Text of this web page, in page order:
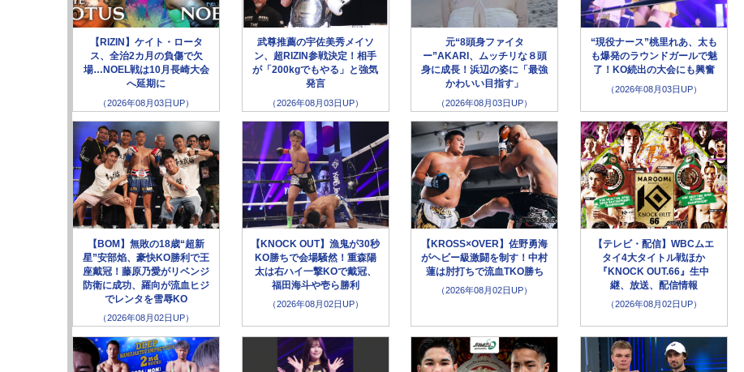
【RIZIN】ケイト・ロータ
ス、全治2カ月の負傷で欠
場…NOEL戦は10月長崎大会
へ延期に
（2026年08月03日UP）
武尊推薦の宇佐美秀メイソ
ン、超RIZIN参戦決定！相手
が「200kgでもやる」と強気
発言
（2026年08月03日UP）
元“8頭身ファイタ
ー”AKARI、ムッチリな８頭
身に成長！浜辺の姿に「最強
かわいい目指す」
（2026年08月03日UP）
“現役ナース”桃里れあ、太も
も爆発のラウンドガールで魅
了！KO続出の大会にも興奮
（2026年08月03日UP）
【BOM】無敗の18歳“超新
星”安部焰、豪快KO勝利で王
座戴冠！藤原乃愛がリベンジ
防衛に成功、羅向が流血ヒジ
でレンタを雪辱KO
（2026年08月02日UP）
【KNOCK OUT】漁鬼が30秒
KO勝ちで会場騒然！重森陽
太は右ハイ一撃KOで戴冠、
福田海斗や壱ら勝利
（2026年08月02日UP）
【KROSS×OVER】佐野勇海
がヘビー級激闘を制す！中村
蓮は肘打ちで流血TKO勝ち
（2026年08月02日UP）
【テレビ・配信】WBCムエ
タイ4大タイトル戦ほか
『KNOCK OUT.66』生中
継、放送、配信情報
（2026年08月02日UP）